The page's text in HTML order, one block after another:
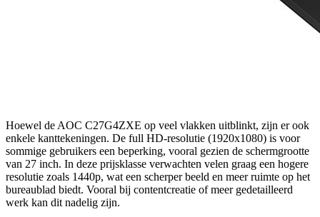
Hoewel de AOC C27G4ZXE op veel vlakken uitblinkt, zijn er ook
enkele kanttekeningen. De full HD-resolutie (1920x1080) is voor
sommige gebruikers een beperking, vooral gezien de schermgrootte
van 27 inch. In deze prijsklasse verwachten velen graag een hogere
resolutie zoals 1440p, wat een scherper beeld en meer ruimte op het
bureaublad biedt. Vooral bij contentcreatie of meer gedetailleerd
werk kan dit nadelig zijn.